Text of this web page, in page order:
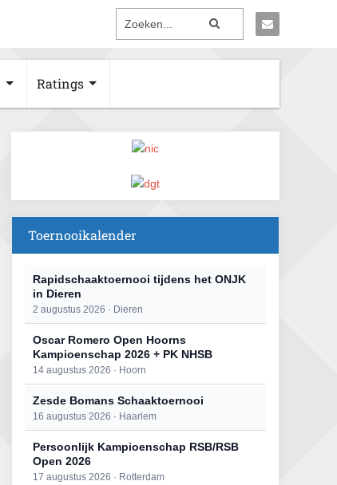
Ratings
Toernooikalender
Rapidschaaktoernooi tijdens het ONJK
in Dieren
2 augustus 2026 · Dieren
Oscar Romero Open Hoorns
Kampioenschap 2026 + PK NHSB
14 augustus 2026 · Hoorn
Zesde Bomans Schaaktoernooi
16 augustus 2026 · Haarlem
Persoonlijk Kampioenschap RSB/RSB
Open 2026
17 augustus 2026 · Rotterdam